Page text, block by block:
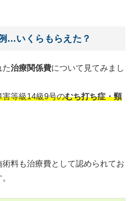
…いくらもらえた？
た治療関係費について見てみまし
害等級14級9号のむち打ち症・頸
料も治療費として認められてお